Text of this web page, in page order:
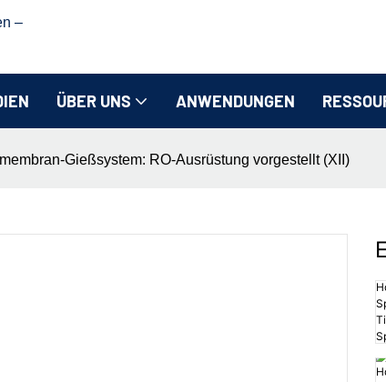
–
ÜBER UNS ANWENDUNGEN
Gießsystem: RO-Ausrüstung vorgestellt (XII)